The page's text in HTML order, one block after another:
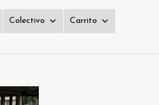
Colectivo Carrito